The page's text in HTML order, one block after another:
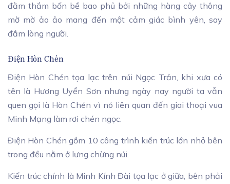
đằm thắm bốn bề bao phủ bởi những hàng cây thông
mờ mờ ảo ảo mang đến một cảm giác bình yên, say
đắm lòng người.
Điện Hòn Chén
Điện Hòn Chén tọa lạc trên núi Ngọc Trản, khi xưa có
tên là Hương Uyển Sơn nhưng ngày nay người ta vẫn
quen gọi là Hòn Chén vì nó liên quan đến giai thoại vua
Minh Mạng làm rơi chén ngọc.
Điện Hòn Chén gồm 10 công trình kiến trúc lớn nhỏ bên
trong đều nằm ở lưng chừng núi.
Kiến trúc chính là Minh Kính Đài tọa lạc ở giữa, bên phải